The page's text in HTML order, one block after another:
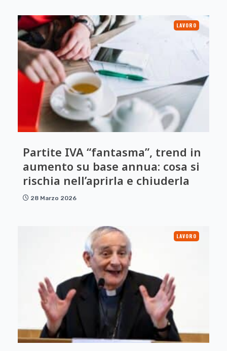
LAVORO
Partite IVA “fantasma”, trend in
aumento su base annua: cosa si
rischia nell’aprirla e chiuderla
28 Marzo 2026
LAVORO